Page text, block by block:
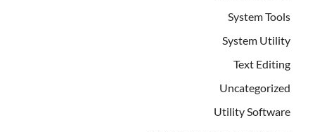
System Tools
System Utility
Text Editing
Uncategorized
Utility Software